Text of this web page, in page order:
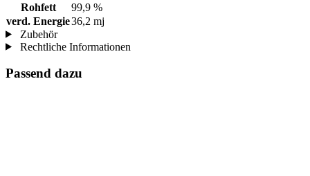
Rohfett
99,9 %
verd. Energie36,2 mj
Zubehör
Rechtliche Informationen
Passend dazu